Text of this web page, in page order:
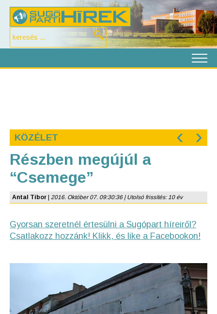
KÖZÉLET ‹ ›
Részben megújúl a
“Csemege”
Antal Tibor 2016. Október 07. 09:30:36 | Utolsó frissítés: 10 év
Gyorsan szeretnél értesülni a Sugópart híreiről?
Csatlakozz hozzánk! Klikk, és like a Facebookon!